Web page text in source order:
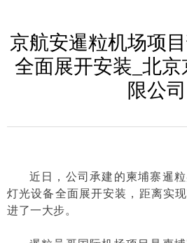
京航安暹粒机场项
全面展开安装_北
限公司
近日，公司承建的柬埔寨暹
灯光设备全面展开安装，距离实
进了一大步。